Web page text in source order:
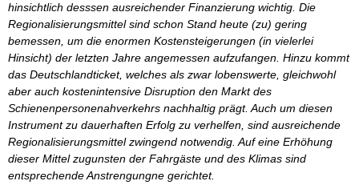
hinsichtlich desssen ausreichender Finanzierung wichtig. Die
Regionalisierungsmittel sind schon Stand heute (zu) gering
bemessen, um die enormen Kostensteigerungen (in vielerlei
Hinsicht) der letzten Jahre angemessen aufzufangen. Hinzu kommt
das Deutschlandticket, welches als zwar lobenswerte, gleichwohl
aber auch kostenintensive Disruption den Markt des
Schienenpersonenahverkehrs nachhaltig prägt. Auch um diesen
Instrument zu dauerhaften Erfolg zu verhelfen, sind ausreichende
Regionalisierungsmittel zwingend notwendig. Auf eine Erhöhung
dieser Mittel zugunsten der Fahrgäste und des Klimas sind
entsprechende Anstrengungne gerichtet.